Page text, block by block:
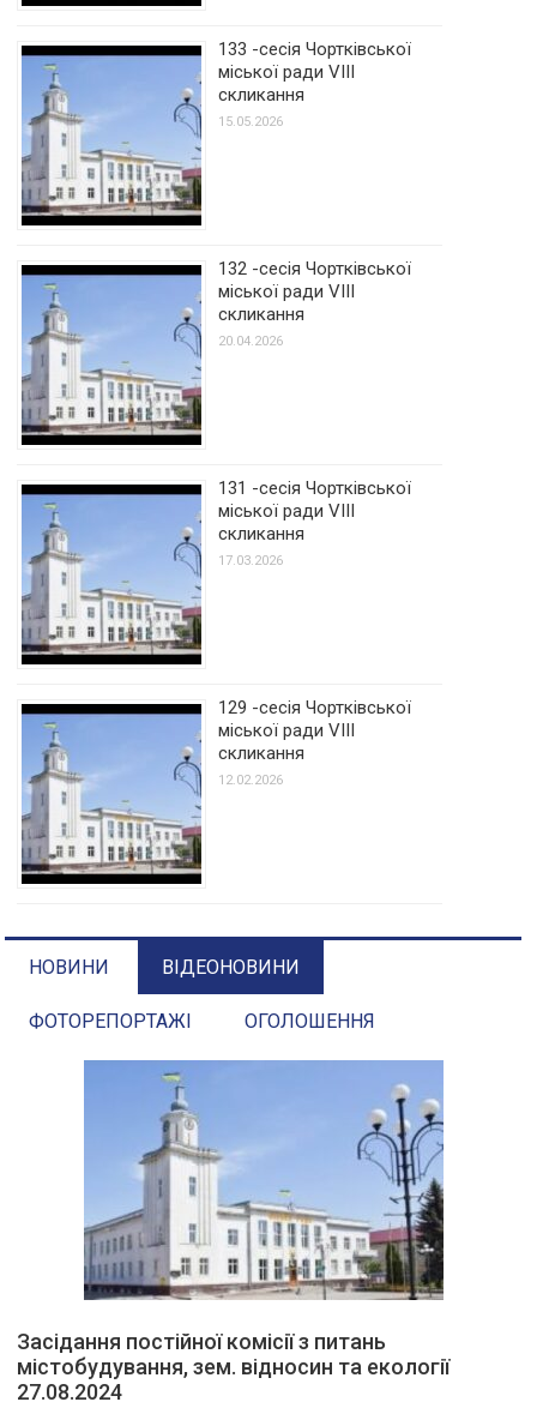
133 -сесія Чортківської
міської ради VIII
скликання
15.05.2026
132 -сесія Чортківської
міської ради VIII
скликання
20.04.2026
131 -сесія Чортківської
міської ради VIII
скликання
17.03.2026
129 -сесія Чортківської
міської ради VIII
скликання
12.02.2026
НОВИНИ ВІДЕОНОВИНИ
ФОТОРЕПОРТАЖІ ОГОЛОШЕННЯ
Засідання постійної комісії з питань
містобудування, зем. відносин та екології
27.08.2024